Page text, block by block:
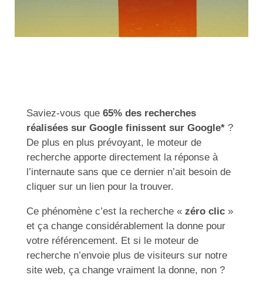
Saviez-vous que 65% des recherches
réalisées sur Google finissent sur Google*?
De plus en plus prévoyant, le moteur de
recherche apporte directement la réponse à
l’internaute sans que ce dernier n’ait besoin de
cliquer sur un lien pour la trouver.
Ce phénomène c’est la recherche « zéro clic »
et ça change considérablement la donne pour
votre référencement. Et si le moteur de
recherche n’envoie plus de visiteurs sur notre
site web, ça change vraiment la donne, non ?